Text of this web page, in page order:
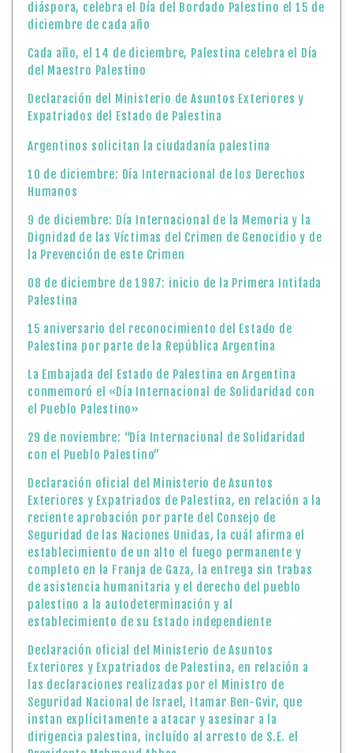
diáspora, celebra el Día del Bordado Palestino el 15 de
diciembre de cada año
Cada año, el 14 de diciembre, Palestina celebra el Día
del Maestro Palestino
Declaración del Ministerio de Asuntos Exteriores y
Expatriados del Estado de Palestina
Argentinos solicitan la ciudadanía palestina
10 de diciembre: Día Internacional de los Derechos
Humanos
9 de diciembre: Día Internacional de la Memoria y la
Dignidad de las Víctimas del Crimen de Genocidio y de
la Prevención de este Crimen
08 de diciembre de 1987: inicio de la Primera Intifada
Palestina
15 aniversario del reconocimiento del Estado de
Palestina por parte de la República Argentina
La Embajada del Estado de Palestina en Argentina
conmemoró el «Día Internacional de Solidaridad con
el Pueblo Palestino»
29 de noviembre: “Día Internacional de Solidaridad
con el Pueblo Palestino”
Declaración oficial del Ministerio de Asuntos
Exteriores y Expatriados de Palestina, en relación a la
reciente aprobación por parte del Consejo de
Seguridad de las Naciones Unidas, la cuál afirma el
establecimiento de un alto el fuego permanente y
completo en la Franja de Gaza, la entrega sin trabas
de asistencia humanitaria y el derecho del pueblo
palestino a la autodeterminación y al
establecimiento de su Estado independiente
Declaración oficial del Ministerio de Asuntos
Exteriores y Expatriados de Palestina, en relación a
las declaraciones realizadas por el Ministro de
Seguridad Nacional de Israel, Itamar Ben-Gvir, que
instan explícitamente a atacar y asesinar a la
dirigencia palestina, incluído al arresto de S.E. el